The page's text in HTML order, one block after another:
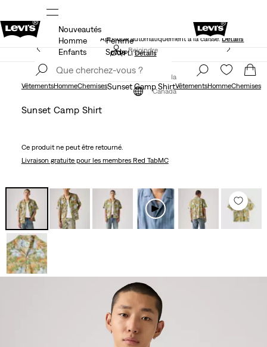
40 % DE RABAIS ADDITIONNEL SUR LES SOLDES.
Appliqué automatiquement à la caisse.Détails
Rejoindre
Canada
Nouveautés
Homme
Femme
Enfants
Solde
LE MEILLEUR DE LEVI'SMD – MAINTENANT DANS
L’APPLIDétails
maintenant
Canada
VêtementsHommeChemisesSunset Camp ShirtVêtementsHommeChemises
Sunset Camp Shirt
Ce produit ne peut être retourné.
Livraison gratuitepour les membres Red TabMC